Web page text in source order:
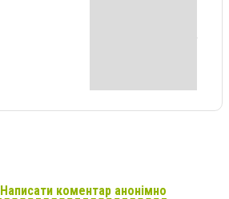
Написати коментар анонімно